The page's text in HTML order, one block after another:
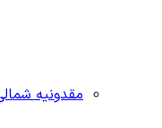
مقدونیه شمالی 🇲🇰